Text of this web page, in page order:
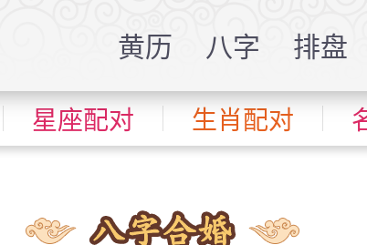
黄历 八字 排盘
星座配对 生肖配对